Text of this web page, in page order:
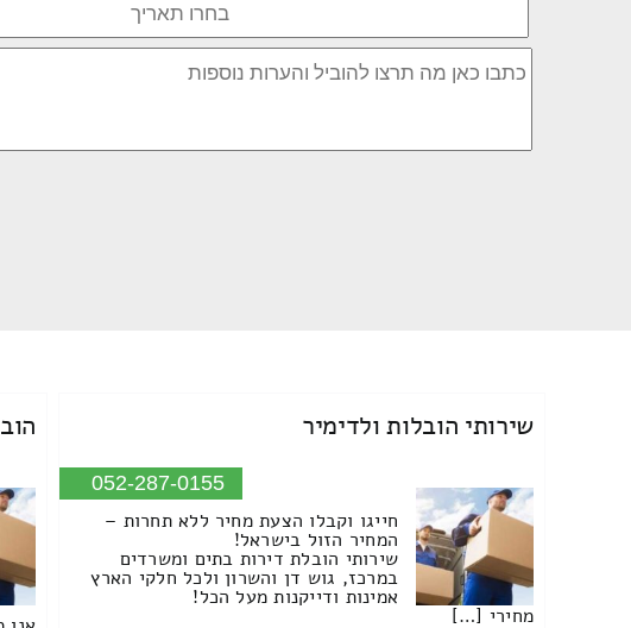
שירותי הובלות ולדימיר
052-287-0155
חייגו וקבלו הצעת מחיר ללא תחרות –
המחיר הזול בישראל!
שירותי הובלת דירות בתים ומשרדים
במרכז, גוש דן והשרון ולכל חלקי הארץ
אמינות ודייקנות מעל הכל!
מחירי […]